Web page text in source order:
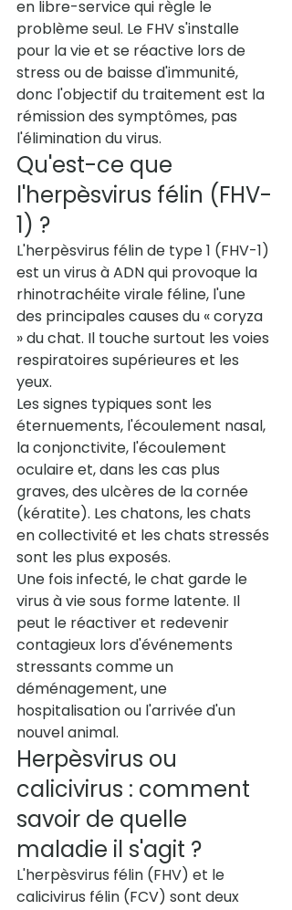
en libre-service qui règle le
problème seul. Le FHV s'installe
pour la vie et se réactive lors de
stress ou de baisse d'immunité,
donc l'objectif du traitement est la
rémission des symptômes, pas
l'élimination du virus.
Qu'est-ce que
l'herpèsvirus félin (FHV-
1) ?
L'herpèsvirus félin de type 1 (FHV-1)
est un virus à ADN qui provoque la
rhinotrachéite virale féline, l'une
des principales causes du « coryza
» du chat. Il touche surtout les voies
respiratoires supérieures et les
yeux.
Les signes typiques sont les
éternuements, l'écoulement nasal,
la conjonctivite, l'écoulement
oculaire et, dans les cas plus
graves, des ulcères de la cornée
(kératite). Les chatons, les chats
en collectivité et les chats stressés
sont les plus exposés.
Une fois infecté, le chat garde le
virus à vie sous forme latente. Il
peut le réactiver et redevenir
contagieux lors d'événements
stressants comme un
déménagement, une
hospitalisation ou l'arrivée d'un
nouvel animal.
Herpèsvirus ou
calicivirus : comment
savoir de quelle
maladie il s'agit ?
L'herpèsvirus félin (FHV) et le
calicivirus félin (FCV) sont deux